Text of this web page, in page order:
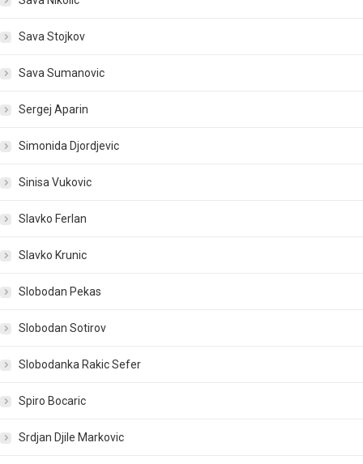
Sava Stojkov
Sava Sumanovic
Sergej Aparin
Simonida Djordjevic
Sinisa Vukovic
Slavko Ferlan
Slavko Krunic
Slobodan Pekas
Slobodan Sotirov
Slobodanka Rakic Sefer
Spiro Bocaric
Srdjan Djile Markovic